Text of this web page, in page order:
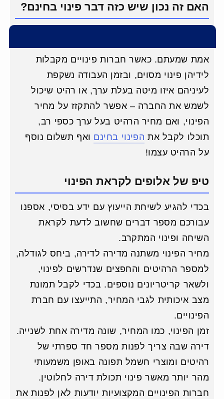
האם זה נכון שיש כזה דבר פינוי בחינם?
אמת שמעתם. כאשר חברות פינויים מקבלות
לידיהן פינוי מסוים, ובזמן העבודה נשקפת
לעיניהם איזו מיטה בעלת ערך, או רהיט שיכול
לשמש את החברה – אפשר להתקזז על מחיר
הפינוי, ואם מחיר הרהיט בעל ערך כספי רב,
תוכלו לקבל את הפינוי בחינם ואף תשלום נוסף
על הרהיט עצמו!
טיפ של אלופים לקראת הפינוי
בכדי להגיע לשיחת הייעוץ עם ידע בסיסי, אספנו
עבורכם מספר דברים שחשוב לדעת לקראת
השיחה ופינוי המתקרב.
מחיר הפינוי משתנה מדירה לדירה, ביחס לגודלה,
למספר הרהיטים והחפצים שנדרשים לפינוי,
ולשאר קריטריונים נוספים. בכדי לקבל תמונת
מצב איכותית לגבי המחיר, התייעצו עם חברת
הפינויים.
זמן הפינוי, כמו המחיר, שונה מדירה אחת לשנייה.
דירה שבה צריך לפנות מספר חד ספרתי של
רהיטים ומוצרי חשמל תפונה באופן משמעותי
מהר יותר מאשר פינוי תכולת דירה לחלוטין.
חברות הפינויים המקצועיות יודעות לאן לפנות את